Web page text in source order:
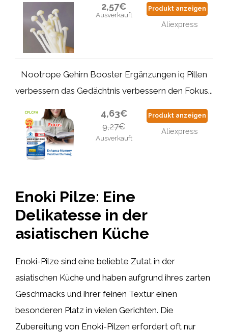
2,57€
Ausverkauft
Produkt anzeigen
Aliexpress
Nootrope Gehirn Booster Ergänzungen iq Pillen
verbessern das Gedächtnis verbessern den Fokus...
4,63€
9,27€
Ausverkauft
Produkt anzeigen
Aliexpress
Enoki Pilze: Eine
Delikatesse in der
asiatischen Küche
Enoki-Pilze sind eine beliebte Zutat in der
asiatischen Küche und haben aufgrund ihres zarten
Geschmacks und ihrer feinen Textur einen
besonderen Platz in vielen Gerichten. Die
Zubereitung von Enoki-Pilzen erfordert oft nur